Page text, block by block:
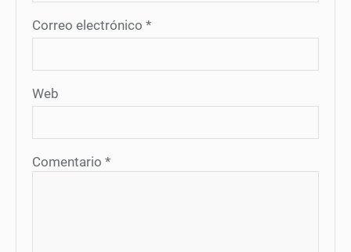
Correo electrónico *
Web
Comentario *